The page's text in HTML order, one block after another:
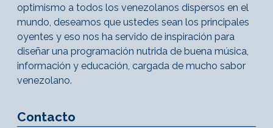
optimismo a todos los venezolanos dispersos en el
mundo, deseamos que ustedes sean los principales
oyentes y eso nos ha servido de inspiración para
diseñar una programación nutrida de buena música,
información y educación, cargada de mucho sabor
venezolano.
Contacto